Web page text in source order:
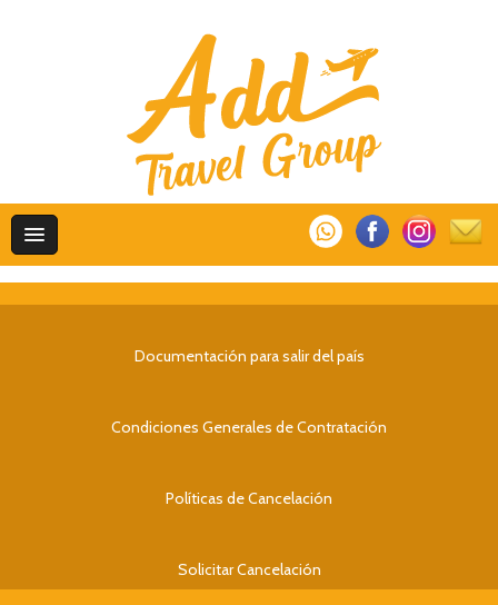
Documentación para salir del país
Condiciones Generales de Contratación
Políticas de Cancelación
Solicitar Cancelación